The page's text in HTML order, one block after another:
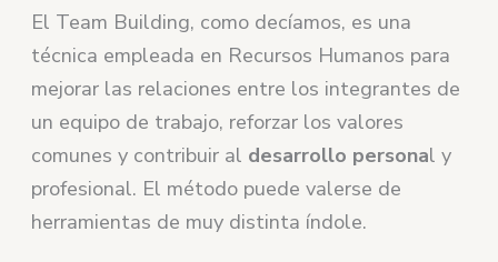
El Team Building, como decíamos, es una
técnica empleada en Recursos Humanos para
mejorar las relaciones entre los integrantes de
un equipo de trabajo, reforzar los valores
comunes y contribuir al desarrollo personal y
profesional. El método puede valerse de
herramientas de muy distinta índole.